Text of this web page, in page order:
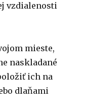
vzdialenosti
mieste,
naskladané
ich na
dlaňami